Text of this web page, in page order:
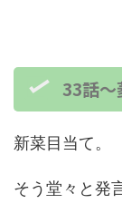
33話～
新菜目当て。
そう堂々と発